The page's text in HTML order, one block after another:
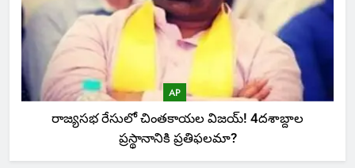
AP
రాజ్యసభ రేసులో చింతకాయల విజయ్‌! 4దశాబ్దాల
ప్రస్థానానికి ప్రతిఫలమా?